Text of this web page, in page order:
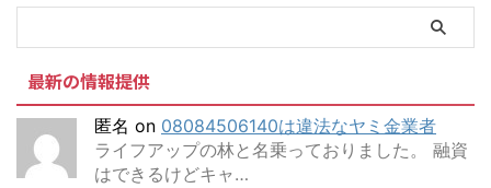
最新の情報提供
匿名 on 08084506140は違法なヤミ金業者
ライフアップの林と名乗っておりました。 融資
はできるけどキャ…